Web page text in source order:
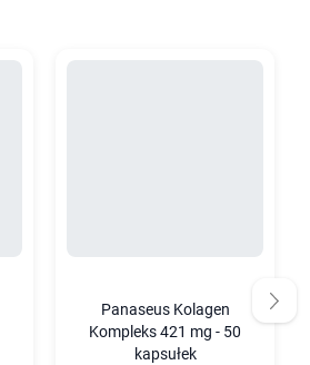
Panaseus Kolagen
Kompleks 421 mg - 50
kapsułek